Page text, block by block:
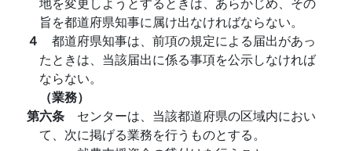
旨を都道府県知事に属け出なければならない。
４ 都道府県知事は、前項の規定による届出があっ
たときは、当該届出に係る事項を公示しなければ
ならない。
（業務）
第六条 センターは、当該都道府県の区域内におい
て、次に掲げる業務を行うものとする。